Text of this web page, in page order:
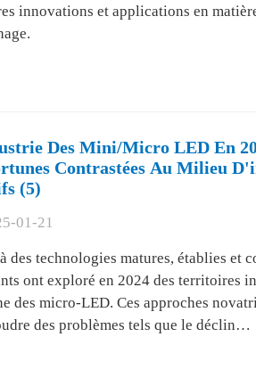
innovations et applications en
Des Mini/micro LED En
Contrastées Au Milieu
(5)
01-21
des technologies matures, établies et
ont exploré en 2024 des territoires
des micro-LED. Ces approches
des problèmes tels que le déclin…